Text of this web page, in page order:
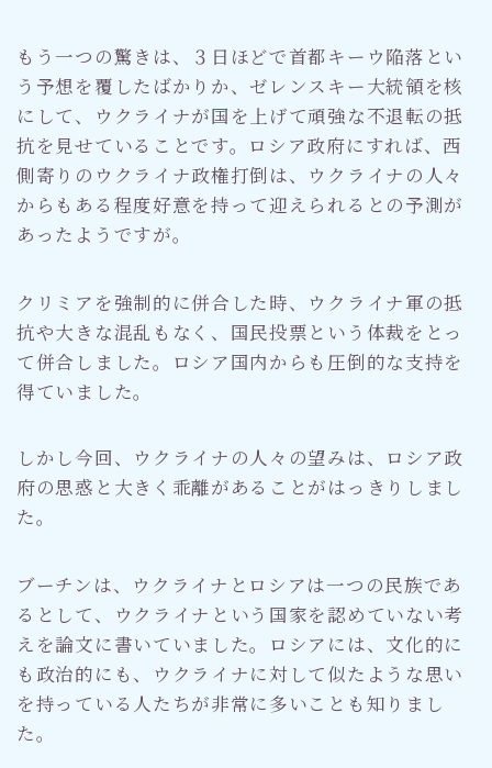
もう一つの驚きは、３日ほどで首都キーウ陥落とい
う予想を覆したばかりか、ゼレンスキー大統領を核
にして、ウクライナが国を上げて頑強な不退転の抵
抗を見せていることです。ロシア政府にすれば、西
側寄りのウクライナ政権打倒は、ウクライナの人々
からもある程度好意を持って迎えられるとの予測が
あったようですが。
クリミアを強制的に併合した時、ウクライナ軍の抵
抗や大きな混乱もなく、国民投票という体裁をとっ
て併合しました。ロシア国内からも圧倒的な支持を
得ていました。
しかし今回、ウクライナの人々の望みは、ロシア政
府の思惑と大きく乖離があることがはっきりしまし
た。
ブーチンは、ウクライナとロシアは一つの民族であ
るとして、ウクライナという国家を認めていない考
えを論文に書いていました。ロシアには、文化的に
も政治的にも、ウクライナに対して似たような思い
を持っている人たちが非常に多いことも知りまし
た。